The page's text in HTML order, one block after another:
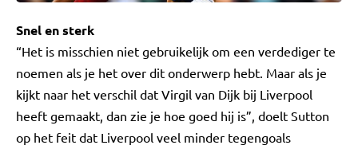
Snel en sterk
“Het is misschien niet gebruikelijk om een verdediger te
noemen als je het over dit onderwerp hebt. Maar als je
kijkt naar het verschil dat Virgil van Dijk bij Liverpool
heeft gemaakt, dan zie je hoe goed hij is”, doelt Sutton
op het feit dat Liverpool veel minder tegengoals